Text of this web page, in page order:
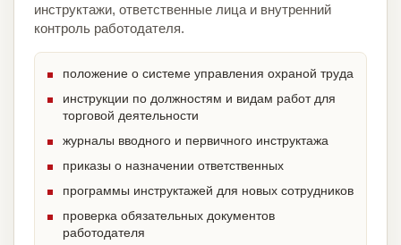
инструктажи, ответственные лица и внутренний
контроль работодателя.
положение о системе управления охраной труда
инструкции по должностям и видам работ для
торговой деятельности
журналы вводного и первичного инструктажа
приказы о назначении ответственных
программы инструктажей для новых сотрудников
проверка обязательных документов
работодателя